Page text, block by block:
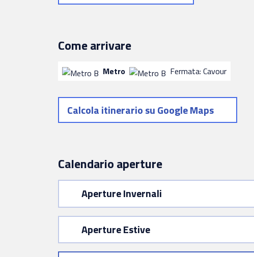
Come arrivare
Metro Fermata: Cavour
Calcola itinerario su Google Maps
Calendario aperture
Aperture Invernali
Aperture Estive